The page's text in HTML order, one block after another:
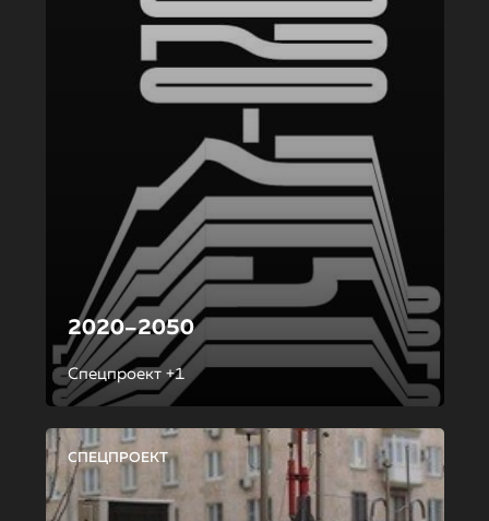
2020–2050
Спецпроект +1
СПЕЦПРОЕКТ